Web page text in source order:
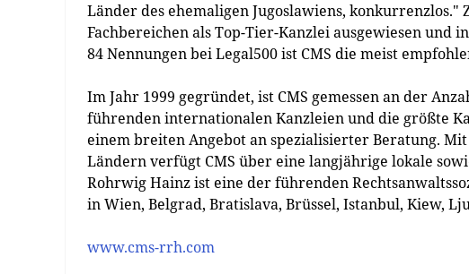
Länder des ehemaligen Jugoslawiens, konkurrenzlos."
Fachbereichen als Top-Tier-Kanzlei ausgewiesen und
84 Nennungen bei Legal500 ist CMS die meist
Im Jahr 1999 gegründet, ist CMS gemessen an der
führenden internationalen Kanzleien und die größte
einem breiten Angebot an spezialisierter Beratung.
Ländern verfügt CMS über eine langjährige lokale
Rohrwig Hainz ist eine der führenden
in Wien, Belgrad, Bratislava, Brüssel, Istanbul, Kiew,
www.cms-rrh.com